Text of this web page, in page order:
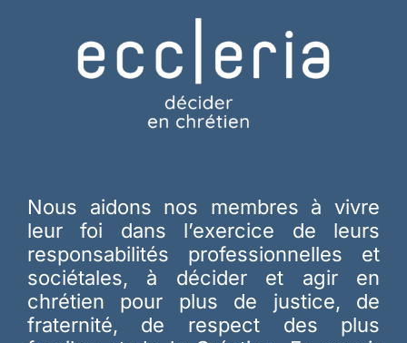
Nous aidons nos membres à vivre
leur foi dans l’exercice de leurs
responsabilités professionnelles et
sociétales, à décider et agir en
chrétien pour plus de justice, de
fraternité, de respect des plus